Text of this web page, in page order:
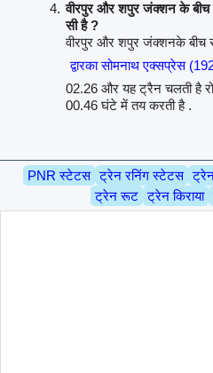
वीरपुर और शपुर जंक्शन के
सी है ?
वीरपुर और शपुर जंक्शनके बीच
द्वारका सोमनाथ एक्सप्रेस
02.26 और यह ट्रैन चलती है
00.46 घंटे में तय करती है .
PNR स्टेटस ट्रेन रनिंग स्टेटस
ट्रेन रूट ट्रेन किराया